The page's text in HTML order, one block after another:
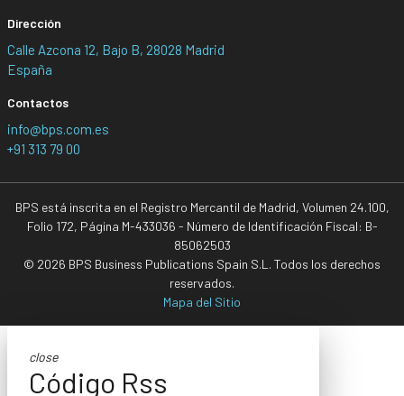
Dirección
Calle Azcona 12, Bajo B, 28028 Madrid
España
Contactos
info@bps.com.es
+91 313 79 00
BPS está inscrita en el Registro Mercantil de Madrid, Volumen 24.100,
Folio 172, Página M-433036 - Número de Identificación Fiscal: B-
85062503
© 2026 BPS Business Publications Spain S.L. Todos los derechos
reservados.
Mapa del Sitio
close
Código Rss